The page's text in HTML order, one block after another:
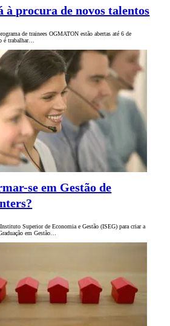
à procura de novos talentos
de trainees OGMATON estão abertas até 6 de
é trabalhar…
se em Gestão de
Superior de Economia e Gestão (ISEG) para criar a
em Gestão…